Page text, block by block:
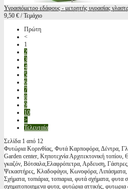
Υγρασιόμετρο εδάφους - μετρητής υγρασίας
9,50 € / Τεμάχιο
Πρώτη
<
1
2
3
4
5
6
7
8
9
10
>
Τελευταία
Σελίδα 1 από 12
Φυτώρια Κορινθίας, Φυτά Καρποφόρα, Δέντρα,
Garden center, Κηποτεχνία Αρχιτεκτονική
γκαζόν, Βότσαλα,Ελαφρόπετρα, Αρδευση,
Ψεκαστήρες, Κλαδοφάγοι, Κωνοφόρα,
Σχήματα, τοπιάρια, τοπιαρια, φυτά σχήματα, φυτα
σχηματοποιημενα φυτα, φυτώρια αττικής,